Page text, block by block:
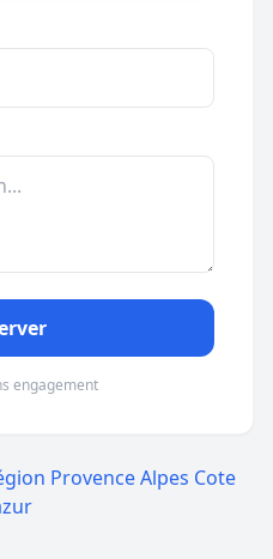
engagement
Provence Alpes Cote